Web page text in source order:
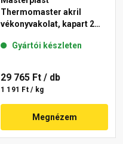
Thermomaster akril
vékonyvakolat, kapart 2
Gyártói készleten
29 765 Ft / db
1 191 Ft / kg
Megnézem